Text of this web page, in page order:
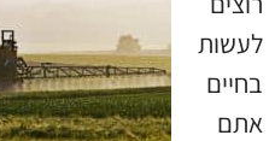
לעשות
בחיים
אתם